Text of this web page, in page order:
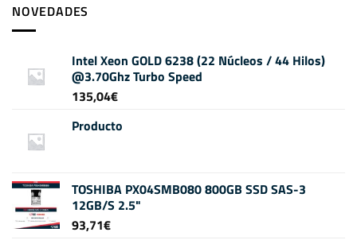
NOVEDADES
Intel Xeon GOLD 6238 (22 Núcleos / 44 Hilos)
@3.70Ghz Turbo Speed
135,04€
Producto
TOSHIBA PX04SMB080 800GB SSD SAS-3
12GB/S 2.5"
93,71€